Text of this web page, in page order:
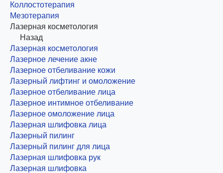
Коллостотерапия
Мезотерапия
Лазерная косметология
Назад
Лазерная косметология
Лазерное лечение акне
Лазерное отбеливание кожи
Лазерный лифтинг и омоложение
Лазерное отбеливание лица
Лазерное интимное отбеливание
Лазерное омоложение лица
Лазерная шлифовка лица
Лазерный пилинг
Лазерный пилинг для лица
Лазерная шлифовка рук
Лазерная шлифовка